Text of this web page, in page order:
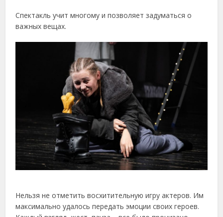
Спектакль учит многому и позволяет задуматься о
важных вещах.
Нельзя не отметить восхитительную игру актеров. Им
максимально удалось передать эмоции своих героев.